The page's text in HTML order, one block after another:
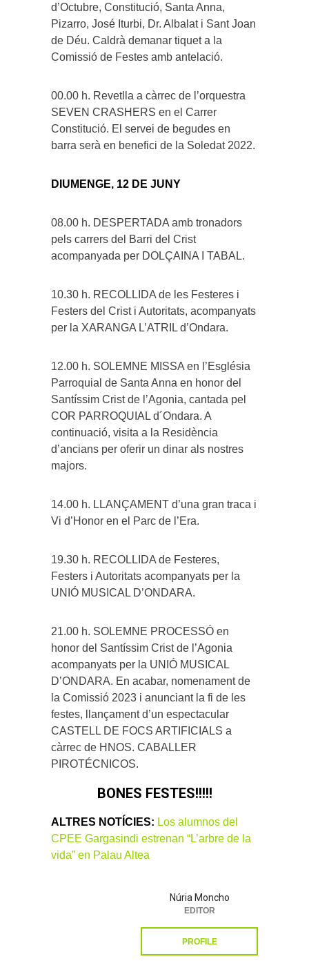
d’Octubre, Constitució, Santa Anna,
Pizarro, José Iturbi, Dr. Albalat i Sant Joan
de Déu. Caldrà demanar tiquet a la
Comissió de Festes amb antelació.
00.00 h. Revetlla a càrrec de l’orquestra
SEVEN CRASHERS en el Carrer
Constitució. El servei de begudes en
barra serà en benefici de la Soledat 2022.
DIUMENGE, 12 DE JUNY
08.00 h. DESPERTADA amb tronadors
pels carrers del Barri del Crist
acompanyada per DOLÇAINA I TABAL.
10.30 h. RECOLLIDA de les Festeres i
Festers del Crist i Autoritats, acompanyats
per la XARANGA L’ATRIL d’Ondara.
12.00 h. SOLEMNE MISSA en l’Església
Parroquial de Santa Anna en honor del
Santíssim Crist de l’Agonia, cantada pel
COR PARROQUIAL d´Ondara. A
continuació, visita a la Residència
d’ancians per oferir un dinar als nostres
majors.
14.00 h. LLANÇAMENT d’una gran traca i
Vi d’Honor en el Parc de l’Era.
19.30 h. RECOLLIDA de Festeres,
Festers i Autoritats acompanyats per la
UNIÓ MUSICAL D’ONDARA.
21.00 h. SOLEMNE PROCESSÓ en
honor del Santíssim Crist de l’Agonia
acompanyats per la UNIÓ MUSICAL
D’ONDARA. En acabar, nomenament de
la Comissió 2023 i anunciant la fi de les
festes, llançament d’un espectacular
CASTELL DE FOCS ARTIFICIALS a
càrrec de HNOS. CABALLER
PIROTÉCNICOS.
BONES FESTES!!!!!
ALTRES NOTÍCIES: Los alumnos del
CPEE Gargasindi estrenan “L’arbre de la
vida” en Palau Altea
Núria Moncho
EDITOR
PROFILE